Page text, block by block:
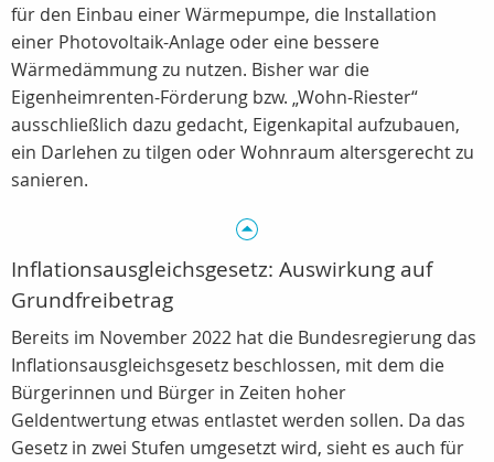
für den Einbau einer Wärmepumpe, die Installation
einer Photovoltaik-Anlage oder eine bessere
Wärmedämmung zu nutzen. Bisher war die
Eigenheimrenten-Förderung bzw. „Wohn-Riester“
ausschließlich dazu gedacht, Eigenkapital aufzubauen,
ein Darlehen zu tilgen oder Wohnraum altersgerecht zu
sanieren.
Inflationsausgleichsgesetz: Auswirkung auf
Grundfreibetrag
Bereits im November 2022 hat die Bundesregierung das
Inflationsausgleichsgesetz beschlossen, mit dem die
Bürgerinnen und Bürger in Zeiten hoher
Geldentwertung etwas entlastet werden sollen. Da das
Gesetz in zwei Stufen umgesetzt wird, sieht es auch für